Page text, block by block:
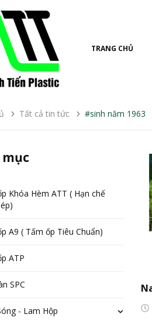
TRANG CHỦ
Tất cả tin tức #sinh năm 1963
Khóa Hèm ATT ( Hạn chế
A9 ( Tấm ốp Tiêu Chuẩn)
ATP
SPC
- Lam Hộp